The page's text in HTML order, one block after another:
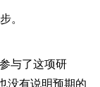
。
与了这项研
没有说明预期的